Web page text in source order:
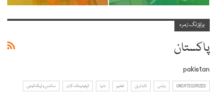
براؤزنگ زمرہ
پاکستان
pakistan
UNCATEGORIZED بزنس تازہ ترین تعلیم دنیا ڈپلومیٹک کارنر سائنس و ٹیکنالوجی